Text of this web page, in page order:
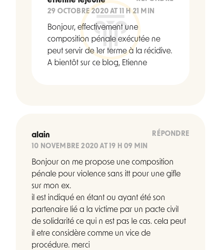
29 OCTOBRE 2020 AT 11 H 21 MIN
Bonjour, effectivement une
composition pénale exécutée ne
peut servir de 1er terme à la récidive.
A bientôt sur ce blog, Etienne
alain
10 NOVEMBRE 2020 AT 19 H 09 MIN
RÉPONDRE
Bonjour on me propose une composition
pénale pour violence sans itt pour une gifle
sur mon ex.
il est indiqué en étant ou ayant été son
partenaire lié a la victime par un pacte civil
de solidarité ce qui n est pas le cas. cela peut
il etre considère comme un vice de
procédure. merci